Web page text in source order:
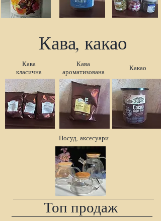
Кава, какао
Кава
класична
Кава
ароматизована
Какао
Посуд, аксесуари
Топ продаж